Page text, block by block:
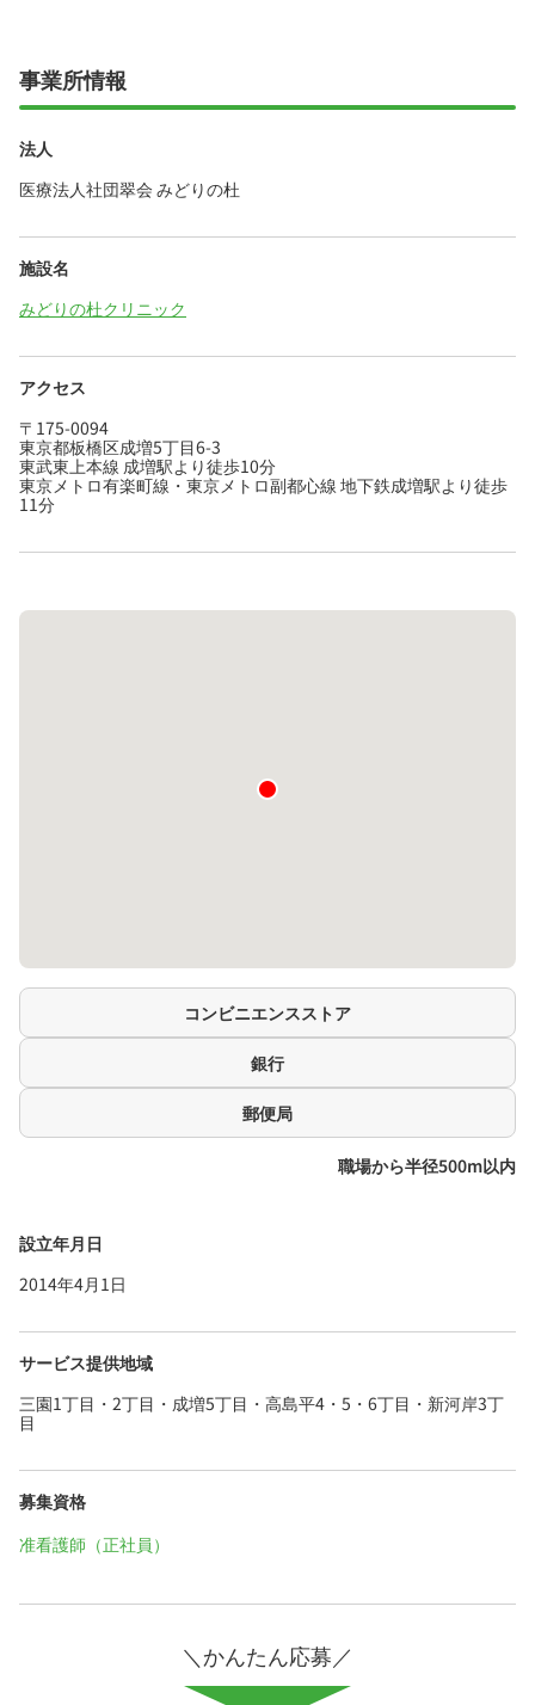
事業所情報
法人
医療法人社団翠会 みどりの杜
施設名
みどりの杜クリニック
アクセス
〒175-0094
東京都板橋区成増5丁目6-3
東武東上本線 成増駅より徒歩10分
東京メトロ有楽町線・東京メトロ副都心線 地下鉄成増駅より徒歩
11分
コンビニエンスストア
銀行
郵便局
職場から半径500m以内
設立年月日
2014年4月1日
サービス提供地域
三園1丁目・2丁目・成増5丁目・高島平4・5・6丁目・新河岸3丁
目
募集資格
准看護師（正社員）
＼かんたん応募／